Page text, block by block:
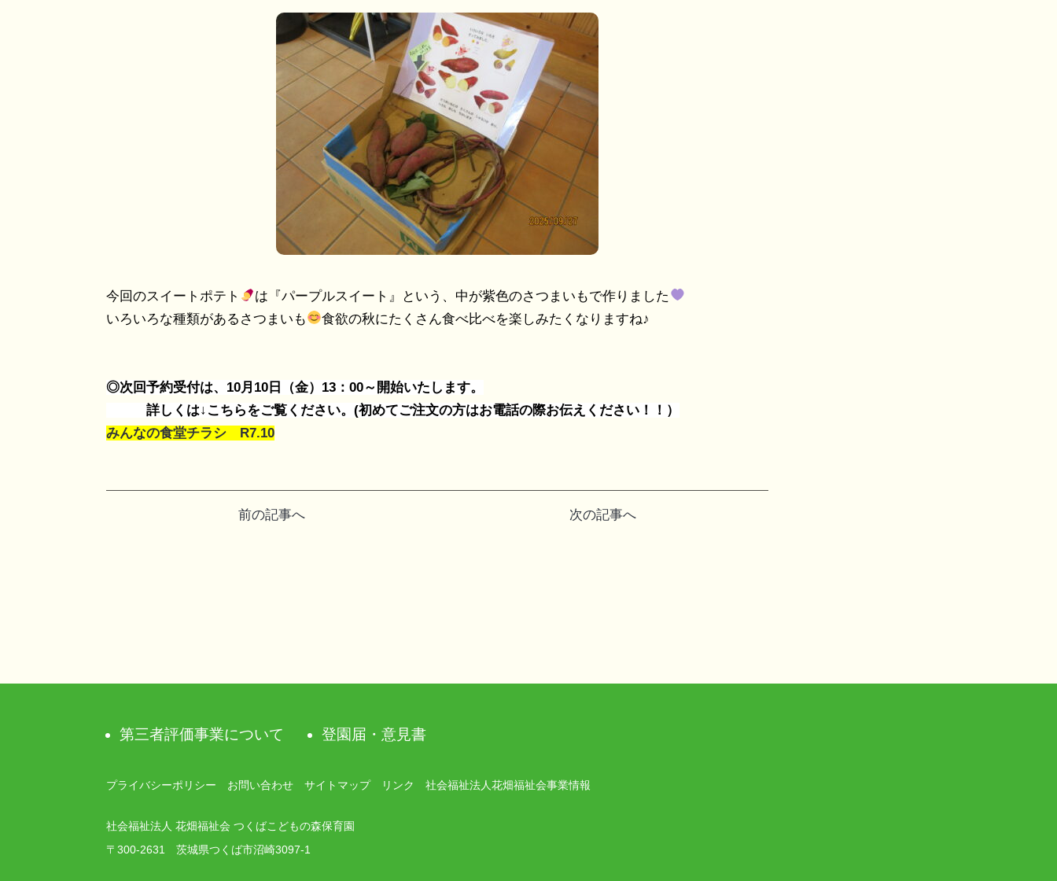
今回のスイートポテト
は『パープルスイート』という、中が紫色のさつまいもで作りました
いろいろな種類があるさつまいも
食欲の秋にたくさん食べ比べを楽しみたくなりますね♪
◎次回予約受付は、10月10日（金）13：00～開始いたします。
詳しくは↓こちらをご覧ください。(初めてご注文の方はお電話の際お伝えください！！）
みんなの食堂チラシ R7.10
ョ
ン
前の記事へ 次の記事へ
第三者評価事業について 登園届・意見書
プライバシーポリシー お問い合わせ サイトマップ リンク 社会福祉法人花畑福祉会事業情報
社会福祉法人 花畑福祉会 つくばこどもの森保育園
〒300-2631 茨城県つくば市沼崎3097-1